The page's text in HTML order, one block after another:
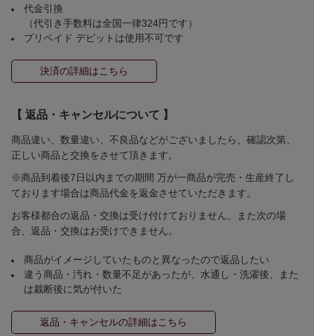
代金引換
（代引き手数料は全国一律324円です）
プリペイド デビットは使用不可です
決済の詳細はこちら
【 返品・キャンセルについて 】
商品違い、数量違い、不良品などがございましたら、確認次第、
正しい商品と交換をさせて頂きます。
※商品到着後7日以内までの期間 万が一商品が完売・生産終了し
ております場合は商品代金を返金させていただきます。
お客様都合の返品・交換は受け付けておりません。また次の場
合、返品・交換はお受けできません。
商品がイメージしていたものと異なったので返品したい
違う商品・汚れ・数量不足があったが、水通し・洗濯後、また
は裁断後に気が付いた
返品・キャンセルの詳細はこちら